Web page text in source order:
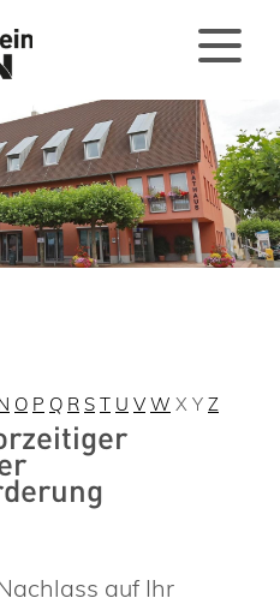
O P Q R S T U V W X Y Z
auf Ihr